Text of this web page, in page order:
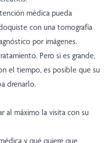
médica pueda
con una tomografía
por imágenes.
Pero si es grande,
el tiempo, es posible que su
drenarlo.
al máximo la visita con su
y qué quiere que